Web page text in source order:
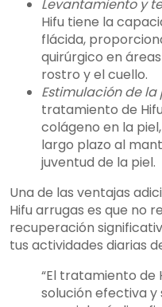
Levantamiento y
Hifu tiene la
flácida,
quirúrgico en
rostro y el cuello.
Estimulación de
tratamiento de
colágeno en la
largo plazo al
juventud de la piel.
Una de las ventajas
Hifu arrugas es que no
recuperación
tus actividades diarias
“El tratamiento de
solución efectiva